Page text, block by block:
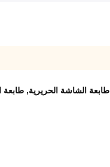
طابعة الشاشة الحريرية, طابعة